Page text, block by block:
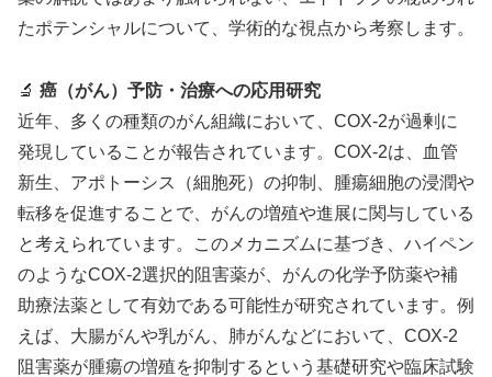
たポテンシャルについて、学術的な視点から考察します。
🔬 癌（がん）予防・治療への応用研究
近年、多くの種類のがん組織において、COX-2が過剰に
発現していることが報告されています。COX-2は、血管
新生、アポトーシス（細胞死）の抑制、腫瘍細胞の浸潤や
転移を促進することで、がんの増殖や進展に関与している
と考えられています。このメカニズムに基づき、ハイペン
のようなCOX-2選択的阻害薬が、がんの化学予防薬や補
助療法薬として有効である可能性が研究されています。例
えば、大腸がんや乳がん、肺がんなどにおいて、COX-2
阻害薬が腫瘍の増殖を抑制するという基礎研究や臨床試験